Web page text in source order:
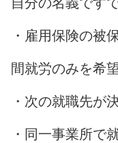
・雇用保険の被
間就労のみを希
・次の就職先が
・同一事業所で